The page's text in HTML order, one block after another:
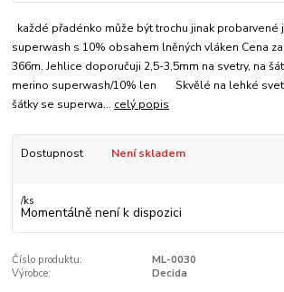
každé přadénko může být trochu jinak probarvené
superwash s 10% obsahem lněných vláken Cena za
366m. Jehlice doporučuji 2,5-3,5mm na svetry, na
merino superwash/10% len Skvělé na lehké
šátky se superwa... celý popis
Dostupnost Není skladem
/ks
Momentálně není k dispozici
Číslo produktu:
ML-0030
Výrobce:
Decida